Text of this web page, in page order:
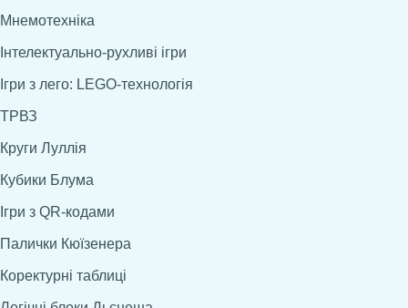
Мнемотехніка
Інтелектуально-рухливі ігри
Ігри з лего: LEGO-технологія
ТРВЗ
Круги Луллія
Кубики Блума
Ігри з QR-кодами
Палички Кюїзенера
Коректурні таблиці